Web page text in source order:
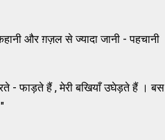
और ग़ज़ल से ज्यादा जानी - पहचानी
- फाड़ते हैं , मेरी बखियाँ उघेड़ते हैं । बस